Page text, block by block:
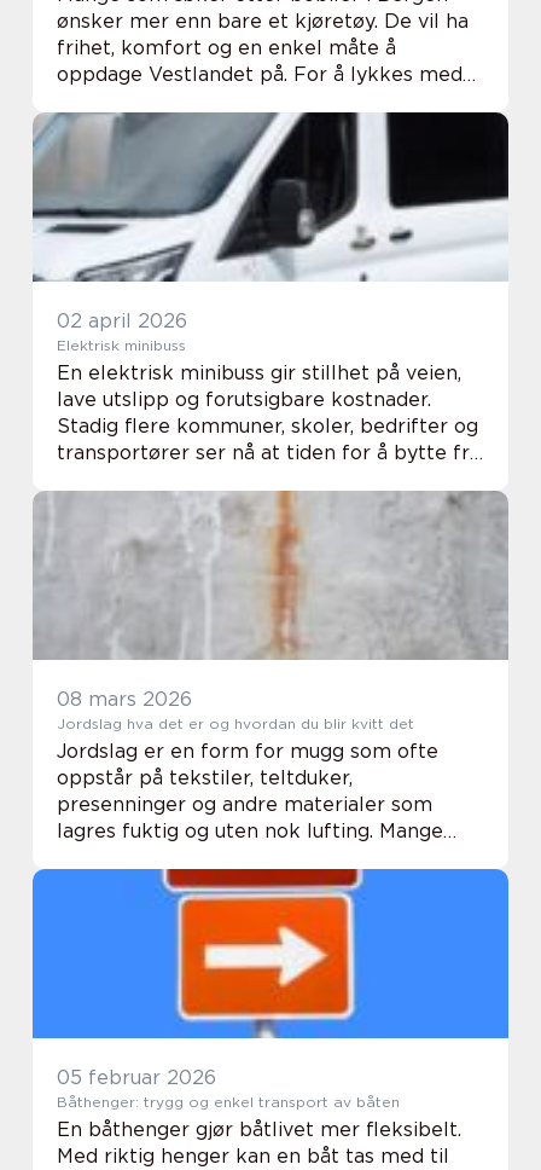
ønsker mer enn bare et kjøretøy. De vil ha
frihet, komfort og en enkel måte å
oppdage Vestlandet på. For å lykkes med
02 april 2026
Elektrisk minibuss
En elektrisk minibuss gir stillhet på veien,
lave utslipp og forutsigbare kostnader.
Stadig flere kommuner, skoler, bedrifter og
transportører ser nå at tiden for å bytte fra
av miljøet, men også fordi øko...
08 mars 2026
Jordslag hva det er og hvordan du blir kvitt det
Jordslag er en form for mugg som ofte
oppstår på tekstiler, teltduker,
presenninger og andre materialer som
lagres fuktig og uten nok lufting. Mange
prikker, en søtlig kjellerlukt og flekker som
ikke går bort i vanlig...
05 februar 2026
Båthenger: trygg og enkel transport av båten
En båthenger gjør båtlivet mer fleksibelt.
Med riktig henger kan en båt tas med til